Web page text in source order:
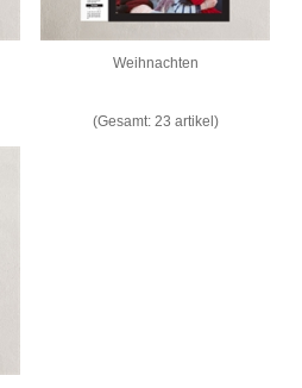
Weihnachten
(Gesamt: 23 artikel)